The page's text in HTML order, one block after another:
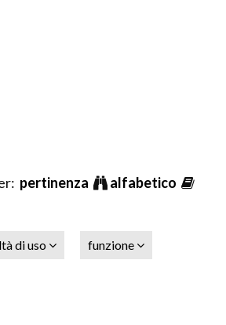
pertinenza
alfabetico
di uso
funzione